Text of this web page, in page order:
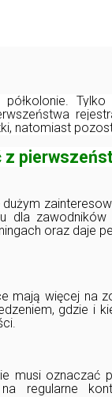
natomiast
dla
oraz daje
mają więcej na
gdzie i
musi oznaczać
regularne